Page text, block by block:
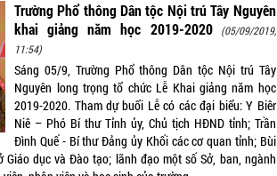
Trường Phổ thông Dân tộc Nội trú Tây Nguyên
khai giảng năm học 2019-2020
(05/09/2019,
11:54)
Sáng 05/9, Trường Phổ thông Dân tộc Nội trú Tây
Nguyên long trọng tổ chức Lễ Khai giảng năm học
2019-2020. Tham dự buổi Lễ có các đại biểu: Y Biêr
Niê – Phó Bí thư Tỉnh ủy, Chủ tịch HĐND tỉnh; Trần
Đình Quế - Bí thư Đảng ủy Khối các cơ quan tỉnh; Bùi
Giáo dục và Đào tạo; lãnh đạo một số Sở, ban, ngành